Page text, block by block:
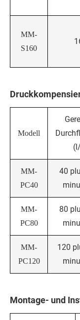
MM-
S160
Modell
MM-
PC40
40
MM-
PC80
80
MM-
PC120
120
Montage- und